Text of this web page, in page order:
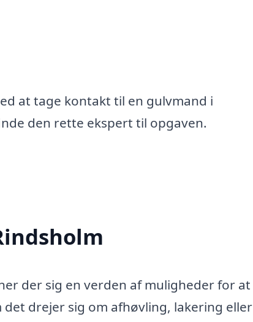
at tage kontakt til en gulvmand i
den rette ekspert til opgaven.
der sig en verden af muligheder for at
drejer sig om afhøvling, lakering eller